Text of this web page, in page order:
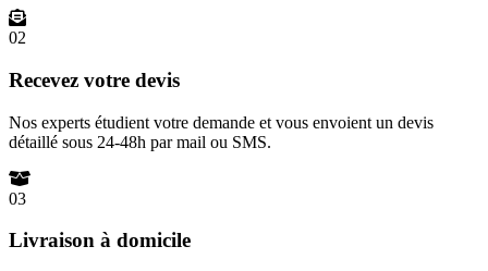
02
Recevez votre devis
Nos experts étudient votre demande et vous envoient un devis
détaillé sous 24-48h par mail ou SMS.
03
Livraison à domicile